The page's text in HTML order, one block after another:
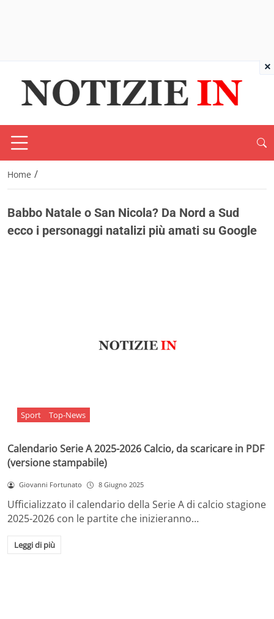
Home /
Babbo Natale o San Nicola? Da Nord a Sud
ecco i personaggi natalizi più amati su Google
Sport Top-News
Calendario Serie A 2025-2026 Calcio, da scaricare in PDF
(versione stampabile)
Giovanni Fortunato 8 Giugno 2025
Ufficializzato il calendario della Serie A di calcio stagione
2025-2026 con le partite che inizieranno…
Leggi di più
×